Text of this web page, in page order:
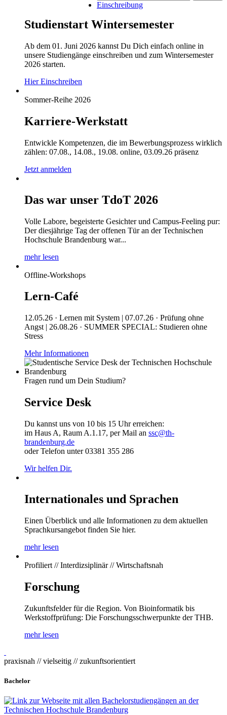
Einschreibung
Studienstart Wintersemester
Ab dem 01. Juni 2026 kannst Du Dich einfach online in
unsere Studiengänge einschreiben und zum Wintersemester
2026 starten.
Hier Einschreiben
Sommer-Reihe 2026
Karriere-Werkstatt
Entwickle Kompetenzen, die im Bewerbungsprozess wirklich
zählen: 07.08., 14.08., 19.08. online, 03.09.26 präsenz
Jetzt anmelden
Das war unser TdoT 2026
Volle Labore, begeisterte Gesichter und Campus-Feeling pur:
Der diesjährige Tag der offenen Tür an der Technischen
Hochschule Brandenburg war...
mehr lesen
Offline-Workshops
Lern-Café
12.05.26 · Lernen mit System | 07.07.26 · Prüfung ohne
Angst | 26.08.26 · SUMMER SPECIAL: Studieren ohne
Stress
Mehr Informationen
Fragen rund um Dein Studium?
Service Desk
Du kannst uns von 10 bis 15 Uhr erreichen:
im Haus A, Raum A.1.17, per Mail an ssc@th-
brandenburg.de
oder Telefon unter 03381 355 286
Wir helfen Dir.
Internationales und Sprachen
Einen Überblick und alle Informationen zu dem aktuellen
Sprachkursangebot finden Sie hier.
mehr lesen
Profiliert // Interdizsiplinär // Wirtschaftsnah
Forschung
Zukunftsfelder für die Region. Von Bioinformatik bis
Werkstoffprüfung: Die Forschungsschwerpunkte der THB.
mehr lesen
praxisnah // vielseitig // zukunftsorientiert
Bachelor